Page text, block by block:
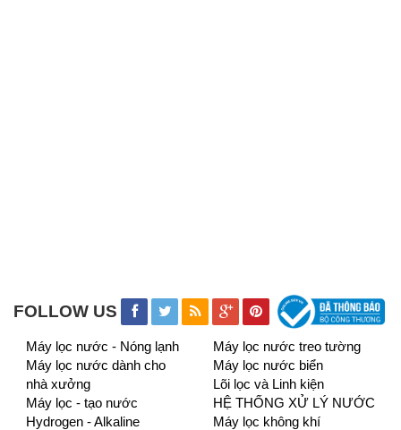
FOLLOW US
Máy lọc nước - Nóng lạnh
Máy lọc nước treo tường
Máy lọc nước dành cho
nhà xưởng
Máy lọc nước biển
Lõi lọc và Linh kiện
Máy lọc - tạo nước
Hydrogen - Alkaline
HỆ THỐNG XỬ LÝ NƯỚC
Máy lọc không khí